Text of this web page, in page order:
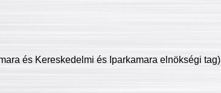
és Kereskedelmi és Iparkamara elnökségi tag)